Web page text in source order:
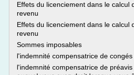
Effets du licenciement dans le calcul
revenu
Effets du licenciement dans le calcul
revenu
Sommes imposables
l'indemnité compensatrice de
l'indemnité compensatrice de